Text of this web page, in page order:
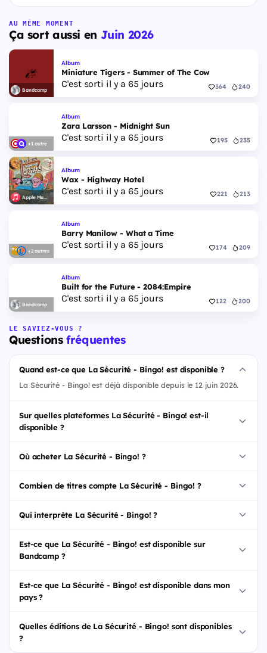
AU MÊME MOMENT
Ça sort aussi en Juin 2026
Bandcamp
Album
Miniature Tigers - Summer of The Cow
C'est sorti il y a 65 jours 364 240
+1 autre
Album
Zara Larsson - Midnight Sun
C'est sorti il y a 65 jours 195 235
Apple Music
Album
Wax - Highway Hotel
C'est sorti il y a 65 jours 221 213
+2 autres
Album
Barry Manilow - What a Time
C'est sorti il y a 65 jours 174 209
Bandcamp
Album
Built for the Future - 2084:Empire
C'est sorti il y a 65 jours 122 200
LE SAVIEZ-VOUS ?
Questionsfréquentes
Quand est-ce que La Sécurité - Bingo! est disponible ?
La Sécurité - Bingo! est déjà disponible depuis le 12 juin 2026.
Sur quelles plateformes La Sécurité - Bingo! est-il
disponible ?
Où acheter La Sécurité - Bingo! ?
Combien de titres compte La Sécurité - Bingo! ?
Qui interprète La Sécurité - Bingo! ?
Est-ce que La Sécurité - Bingo! est disponible sur
Bandcamp ?
Est-ce que La Sécurité - Bingo! est disponible dans mon
pays ?
Quelles éditions de La Sécurité - Bingo! sont disponibles
?